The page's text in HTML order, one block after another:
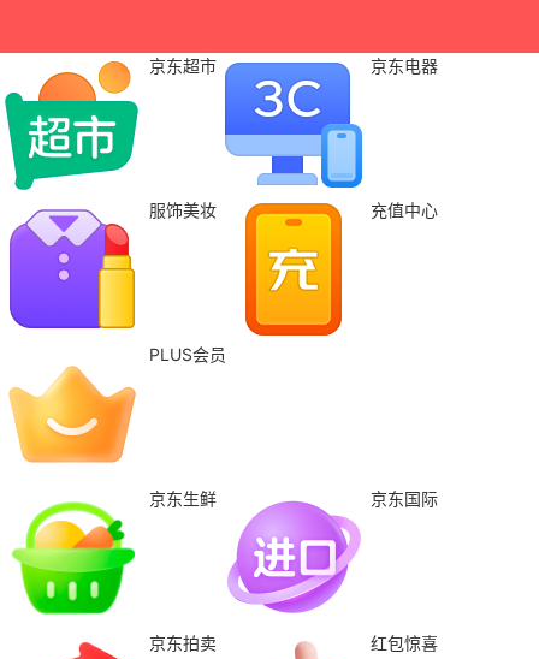
京东超市 京东电器
服饰美妆 充值中心
PLUS会员
京东生鲜 京东国际
京东拍卖 红包惊喜